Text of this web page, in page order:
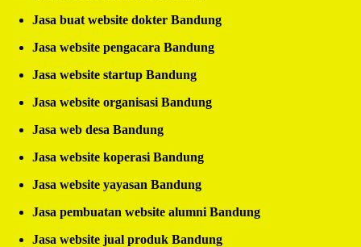
Jasa buat website dokter Bandung
Jasa website pengacara Bandung
Jasa website startup Bandung
Jasa website organisasi Bandung
Jasa web desa Bandung
Jasa website koperasi Bandung
Jasa website yayasan Bandung
Jasa pembuatan website alumni Bandung
Jasa website jual produk Bandung